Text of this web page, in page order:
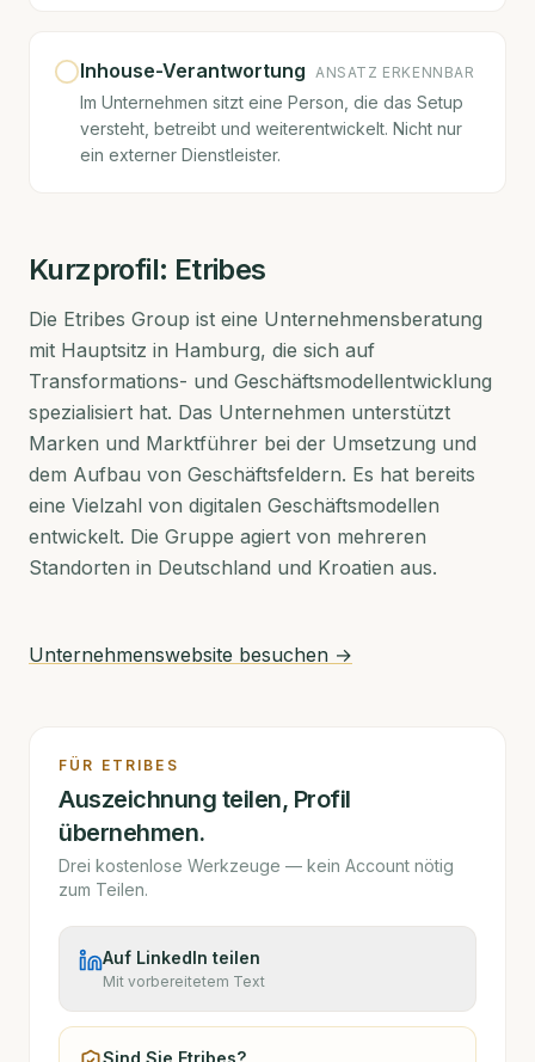
Inhouse-Verantwortung ANSATZ ERKENNBAR
Im Unternehmen sitzt eine Person, die das Setup
versteht, betreibt und weiterentwickelt. Nicht nur
ein externer Dienstleister.
Kurzprofil: Etribes
Die Etribes Group ist eine Unternehmensberatung
mit Hauptsitz in Hamburg, die sich auf
Transformations- und Geschäftsmodellentwicklung
spezialisiert hat. Das Unternehmen unterstützt
Marken und Marktführer bei der Umsetzung und
dem Aufbau von Geschäftsfeldern. Es hat bereits
eine Vielzahl von digitalen Geschäftsmodellen
entwickelt. Die Gruppe agiert von mehreren
Standorten in Deutschland und Kroatien aus.
Unternehmenswebsite besuchen →
FÜR ETRIBES
Auszeichnung teilen, Profil
übernehmen.
Drei kostenlose Werkzeuge — kein Account nötig
zum Teilen.
Auf LinkedIn teilen
Mit vorbereitetem Text
Sind Sie Etribes?